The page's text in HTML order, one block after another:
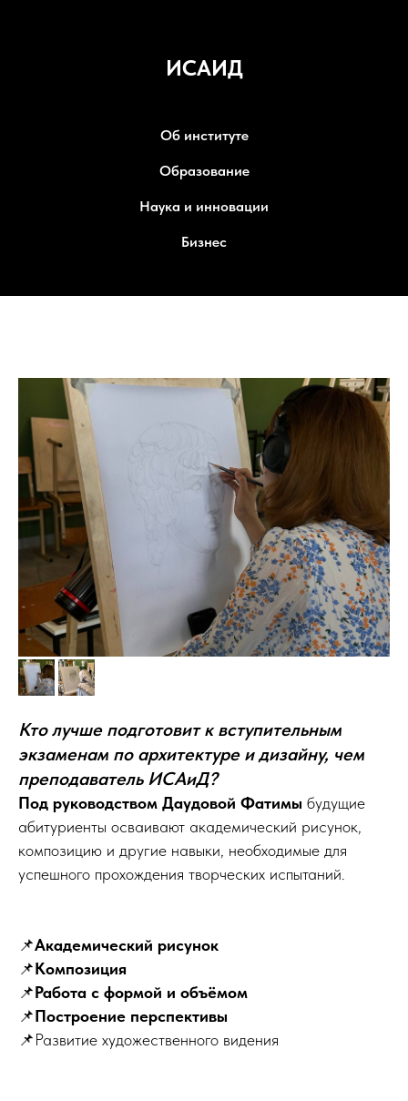
ИСАИД
Об институте
Образование
Наука и инновации
Бизнес
Кто лучше подготовит к вступительным
экзаменам по архитектуре и дизайну, чем
преподаватель ИСАиД?
Под руководством Даудовой Фатимы будущие
абитуриенты осваивают академический рисунок,
композицию и другие навыки, необходимые для
успешного прохождения творческих испытаний.
📌Академический рисунок
📌Композиция
📌Работа с формой и объёмом
📌Построение перспективы
📌Развитие художественного видения